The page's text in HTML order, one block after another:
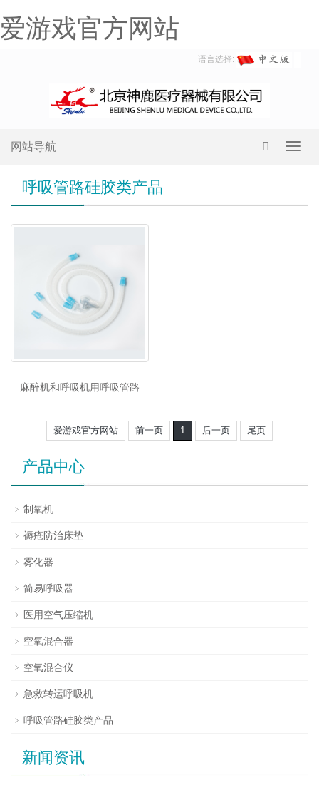
爱游戏官方网站
语言选择:
网站导航
呼吸管路硅胶类产品
麻醉机和呼吸机用呼吸管路
爱游戏官方网站 前一页 1 后一页 尾页
产品中心
制氧机
褥疮防治床垫
雾化器
简易呼吸器
医用空气压缩机
空氧混合器
空氧混合仪
急救转运呼吸机
呼吸管路硅胶类产品
新闻资讯